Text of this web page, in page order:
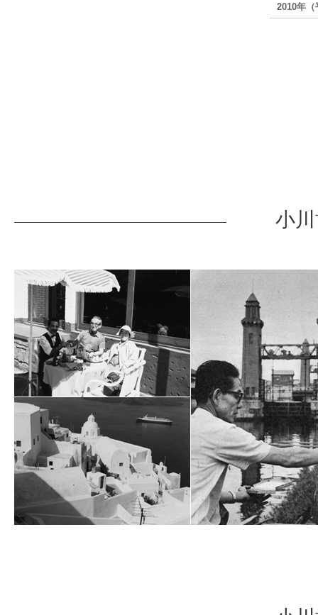
2010年（
小